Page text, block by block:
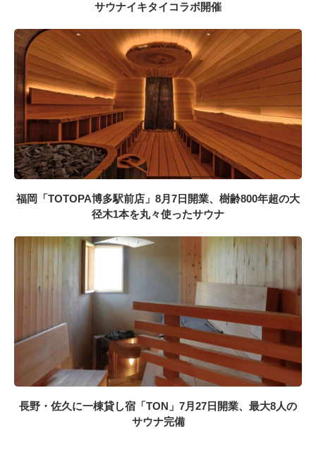
サウナイキタイコラボ開催
福岡「TOTOPA博多駅前店」8月7日開業、樹齢800年超の大
径木1本を丸々使ったサウナ
長野・佐久に一棟貸し宿「TON」7月27日開業、最大8人の
サウナ完備